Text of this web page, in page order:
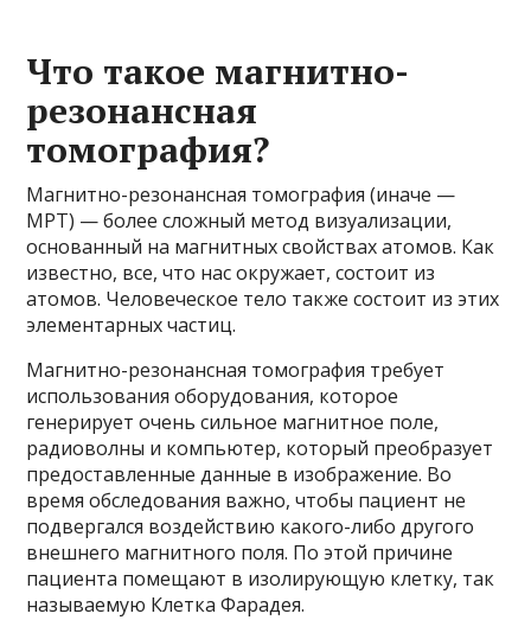
Что такое магнитно-
резонансная
томография?
Магнитно-резонансная томография (иначе —
МРТ) — более сложный метод визуализации,
основанный на магнитных свойствах атомов. Как
известно, все, что нас окружает, состоит из
атомов. Человеческое тело также состоит из этих
элементарных частиц.
Магнитно-резонансная томография требует
использования оборудования, которое
генерирует очень сильное магнитное поле,
радиоволны и компьютер, который преобразует
предоставленные данные в изображение. Во
время обследования важно, чтобы пациент не
подвергался воздействию какого-либо другого
внешнего магнитного поля. По этой причине
пациента помещают в изолирующую клетку, так
называемую Клетка Фарадея.